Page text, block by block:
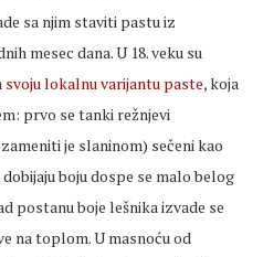
sa njim staviti pastu iz
mesec dana. U 18. veku su
svoju lokalnu varijantu paste, koja
prvo se tanki režnjevi
je slaninom) sečeni kao
boju dospe se malo belog
postanu boje lešnika izvade se
na toplom. U masnoću od